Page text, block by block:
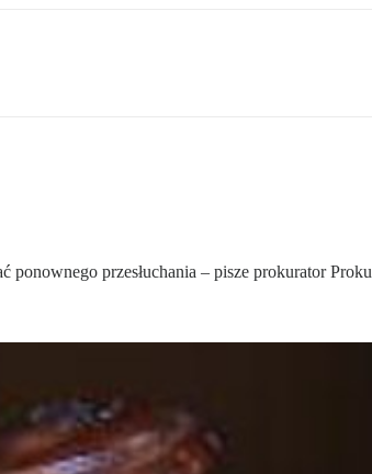
ponownego przesłuchania – pisze prokurator